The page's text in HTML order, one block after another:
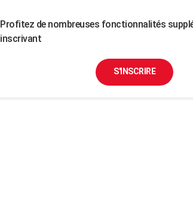
Profitez de nombreuses fonctionnalités
inscrivant
S'INSCRIRE